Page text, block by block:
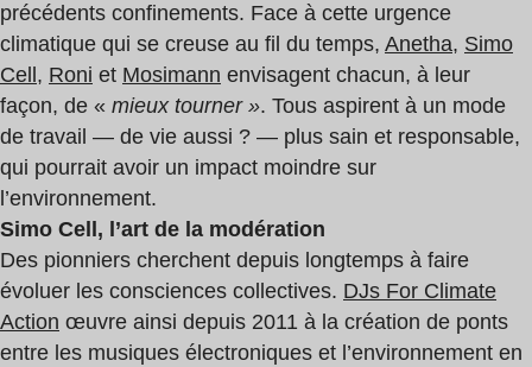
précédents confinements. Face à cette urgence
climatique qui se creuse au fil du temps, Anetha, Simo
Cell , Roni et Mosimann envisagent chacun, à leur
façon, de « mieux tourner ». Tous aspirent à un mode
de travail — de vie aussi ? — plus sain et responsable,
qui pourrait avoir un impact moindre sur
l’environnement.
Simo Cell, l’art de la modération
Des pionniers cherchent depuis longtemps à faire
évoluer les consciences collectives. DJs For Climate
Action œuvre ainsi depuis 2011 à la création de ponts
entre les musiques électroniques et l’environnement en